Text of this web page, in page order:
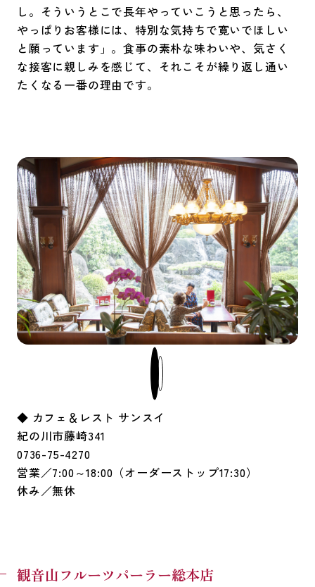
し。そういうとこで長年やっていこうと思ったら、
やっぱりお客様には、特別な気持ちで寛いでほしい
と願っています」。食事の素朴な味わいや、気さく
な接客に親しみを感じて、それこそが繰り返し通い
たくなる一番の理由です。
◆ カフェ＆レスト サンスイ
紀の川市藤崎341
0736-75-4270
営業／7:00～18:00（オーダーストップ17:30）
休み／無休
観音山フルーツパーラー総本店